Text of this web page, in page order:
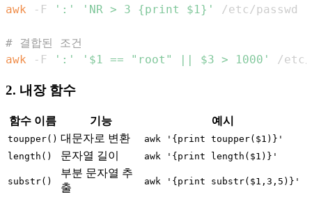
awk -F ':' 'NR > 3 {print $1}'
# 결합된 조건
awk -F ':' '$1 == "root" || $3 > 1000' /etc/
2. 내장 함수
함수 이름 기능 예시
toupper() 대문자로 변환
awk '{print toupper($1)}'
length()
문자열 길이 awk '{print length($1)}'
substr()
부분 문자열 추
출
awk '{print substr($1,3,5)}'